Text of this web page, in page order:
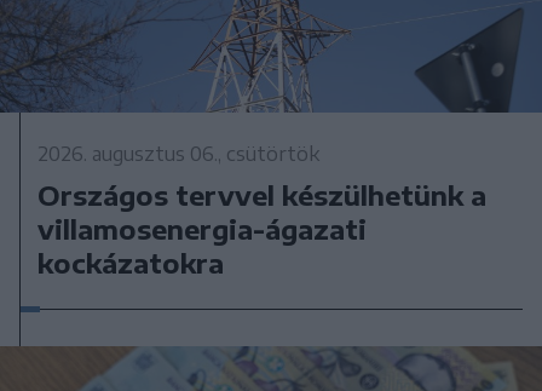
2026. augusztus 06., csütörtök
Országos tervvel készülhetünk a
villamosenergia-ágazati
kockázatokra